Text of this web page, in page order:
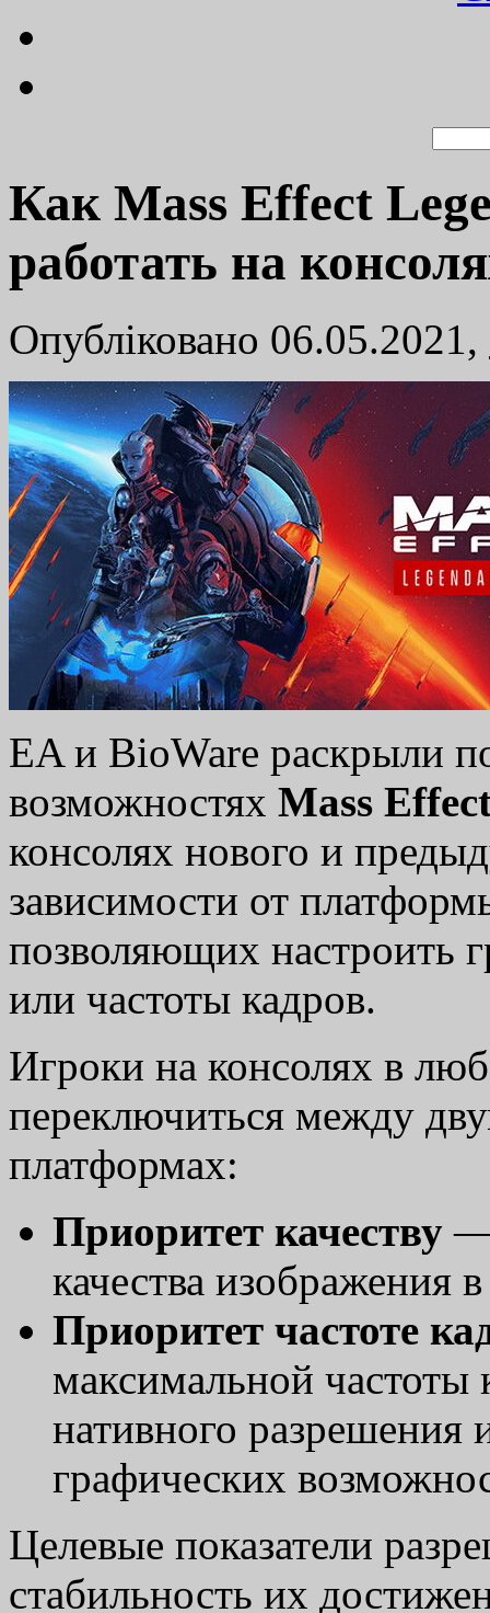
Как Mass Effect
работать на
Опубліковано 06.05.2021,
EA и BioWare раскрыли
возможностях Mass
консолях нового и
зависимости от
позволяющих настроить
или частоты кадров.
Игроки на консолях в
переключиться между
платформах:
Приоритет качеству—
качества изображения
Приоритет частоте
максимальной
нативного
графических
Целевые показатели
стабильность их